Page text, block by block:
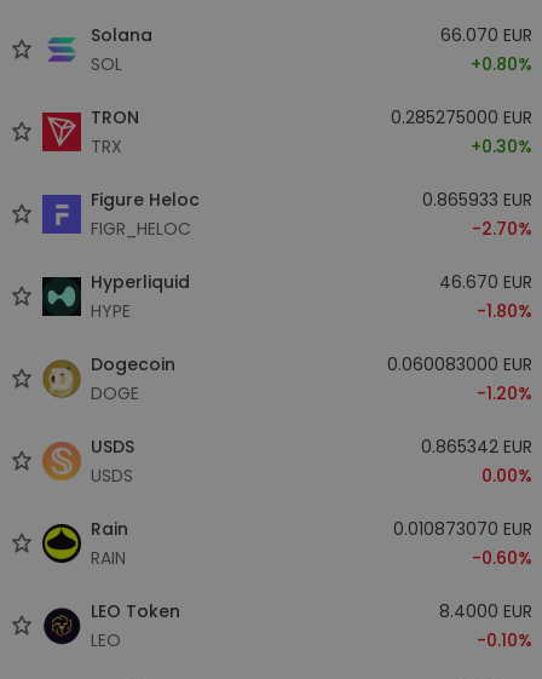
Solana
SOL
66.070 EUR
+0.80%
TRON
TRX
0.285275000 EUR
+0.30%
Figure Heloc
FIGR_HELOC
0.865933 EUR
-2.70%
Hyperliquid
HYPE
46.670 EUR
-1.80%
Dogecoin
DOGE
0.060083000 EUR
-1.20%
USDS
USDS
0.865342 EUR
0.00%
Rain
RAIN
0.010873070 EUR
-0.60%
LEO Token
LEO
8.4000 EUR
-0.10%